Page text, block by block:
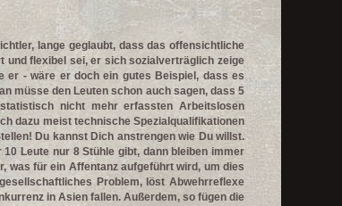
lange geglaubt, dass das offensichtliche
und flexibel sei, er sich sozialverträglich zeige
er - wäre er doch ein gutes Beispiel, dass es
müsse den Leuten schon auch sagen, dass 5
nicht mehr erfassten Arbeitslosen
dazu meist technische Spezialqualifikationen
Du kannst Dich anstrengen wie Du willst.
Leute nur 8 Stühle gibt, dann bleiben immer
was für ein Affentanz aufgeführt wird, um dies
Problem, löst Abwehrreflexe
in Asien fallen. Außerdem, so fügen die